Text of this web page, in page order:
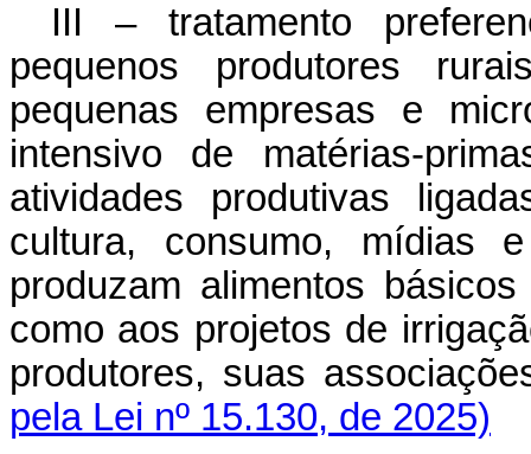
III – tratamento
pequenos produtores
pequenas empresas e
intensivo de matérias-
atividades produtivas
cultura, consumo, mídias
produzam alimentos
como aos projetos de
produtores, suas
pela Lei nº 15.130, de 2025)